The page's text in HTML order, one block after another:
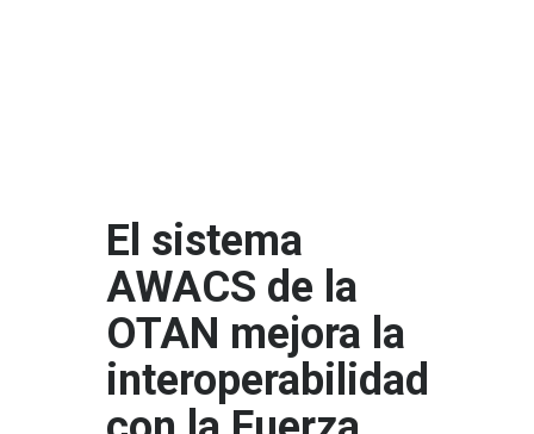
El sistema
AWACS de la
OTAN mejora la
interoperabilidad